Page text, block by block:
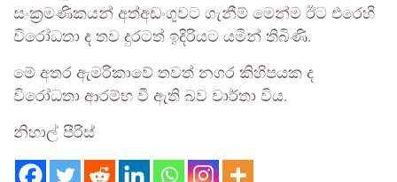
සංක්‍රමණිකයන් අත්අඩංගුවට ගැනීම් මෙන්ම ඊට එරෙහි
විරෝධතා ද තව දුරටත් ඉදිරියට යමින් තිබිණි.
මේ අතර ඇමරිකාවේ තවත් නගර කිහිපයක ද
විරෝධතා ආරම්භ වී ඇති බව වාර්තා විය.
නිහාල් පීරිස්